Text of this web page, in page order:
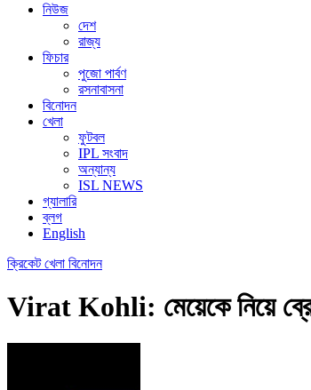
নিউজ
দেশ
রাজ্য
ফিচার
পুজো পার্বণ
রসনাবাসনা
বিনোদন
খেলা
ফুটবল
IPL সংবাদ
অন্যান্য
ISL NEWS
গ্যালারি
ব্লগ
English
ক্রিকেটখেলা বিনোদন
Virat Kohli: মেয়েকে নিয়ে